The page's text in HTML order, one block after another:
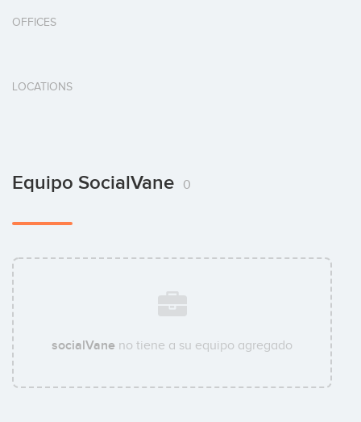
OFFICES
LOCATIONS
Equipo SocialVane 0
socialVane no tiene a su equipo agregado